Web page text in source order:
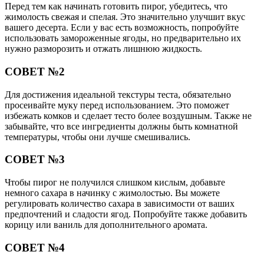
Перед тем как начинать готовить пирог, убедитесь, что
жимолость свежая и спелая. Это значительно улучшит вкус
вашего десерта. Если у вас есть возможность, попробуйте
использовать замороженные ягоды, но предварительно их
нужно разморозить и отжать лишнюю жидкость.
СОВЕТ №2
Для достижения идеальной текстуры теста, обязательно
просеивайте муку перед использованием. Это поможет
избежать комков и сделает тесто более воздушным. Также не
забывайте, что все ингредиенты должны быть комнатной
температуры, чтобы они лучше смешивались.
СОВЕТ №3
Чтобы пирог не получился слишком кислым, добавьте
немного сахара в начинку с жимолостью. Вы можете
регулировать количество сахара в зависимости от ваших
предпочтений и сладости ягод. Попробуйте также добавить
корицу или ваниль для дополнительного аромата.
СОВЕТ №4